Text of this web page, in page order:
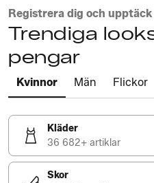
Registrera dig och upptäck
Trendiga
pengar
Kvinnor Män Flickor
Kläder
36 682+ artiklar
Skor